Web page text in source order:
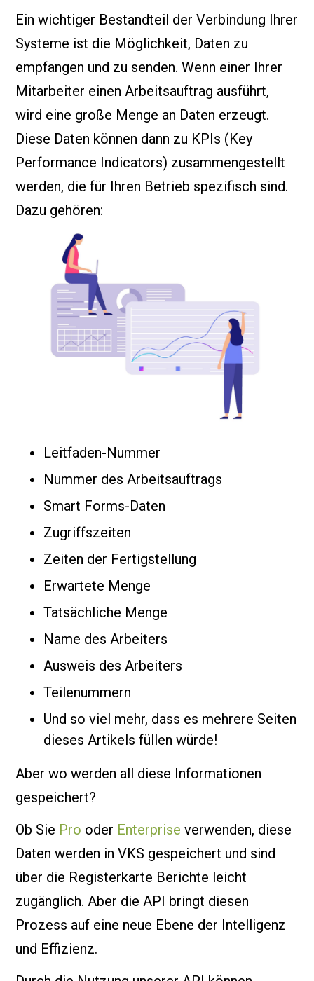
Ein wichtiger Bestandteil der Verbindung Ihrer
Systeme ist die Möglichkeit, Daten zu
empfangen und zu senden. Wenn einer Ihrer
Mitarbeiter einen Arbeitsauftrag ausführt,
wird eine große Menge an Daten erzeugt.
Diese Daten können dann zu KPIs (Key
Performance Indicators) zusammengestellt
werden, die für Ihren Betrieb spezifisch sind.
Dazu gehören:
Leitfaden-Nummer
Nummer des Arbeitsauftrags
Smart Forms-Daten
Zugriffszeiten
Zeiten der Fertigstellung
Erwartete Menge
Tatsächliche Menge
Name des Arbeiters
Ausweis des Arbeiters
Teilenummern
Und so viel mehr, dass es mehrere Seiten
dieses Artikels füllen würde!
Aber wo werden all diese Informationen
gespeichert?
Ob Sie Pro oder Enterprise verwenden, diese
Daten werden in VKS gespeichert und sind
über die Registerkarte Berichte leicht
zugänglich. Aber die API bringt diesen
Prozess auf eine neue Ebene der Intelligenz
und Effizienz.